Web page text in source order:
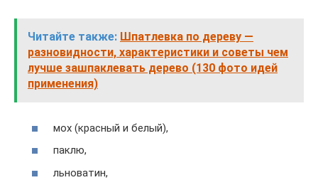
Читайте также: Шпатлевка по дереву —
разновидности, характеристики и советы чем
лучше зашпаклевать дерево (130 фото идей
применения)
мох (красный и белый),
паклю,
льноватин,